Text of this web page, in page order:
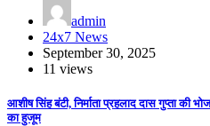
admin
24x7 News
September 30, 2025
11 views
आशीष सिंह बंटी, निर्माता प्रहलाद दास गुप्ता की
का हुजूम